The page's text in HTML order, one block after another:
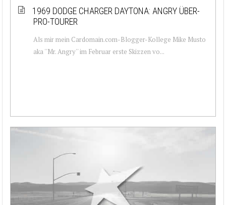
1969 DODGE CHARGER DAYTONA: ANGRY ÜBER-
PRO-TOURER
Als mir mein Cardomain.com-Blogger-Kollege Mike Musto
aka ''Mr. Angry'' im Februar erste Skizzen vo...